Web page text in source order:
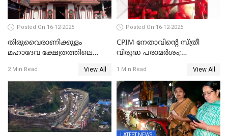
Posted On 16-12-2025
തിരുവൈരാണിക്കുളം
മഹാദേവ ക്ഷേത്രത്തിലെ
ജനുവരി 2 ന് തുടക്കമാകും
2 Min Read View All
Posted On 16-12-2025
CPIM നേതാവിൻ്റെ സ്ത്രീ
വിരുദ്ധ പരാമർശം;
1 Min Read View All
LATEST NEWS